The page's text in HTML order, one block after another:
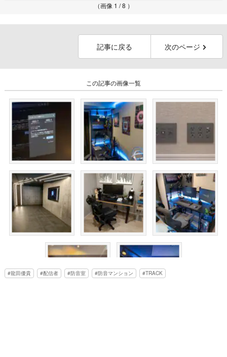
（画像 1 / 8 ）
記事に戻る 次のページ
この記事の画像一覧
龍田優貴 配信者 防音室 防音マンション TRACK